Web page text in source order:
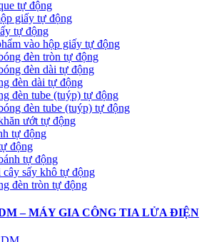
tự động
giấy tự động
tự động
vào hộp giấy tự động
đèn tròn tự động
đèn dài tự động
đèn dài tự động
đèn tube (tuýp) tự động
đèn tube (tuýp) tự động
ướt tự động
tự động
động
tự động
sấy khô tự động
đèn tròn tự động
– MÁY GIA CÔNG TIA LỬA ĐIỆN